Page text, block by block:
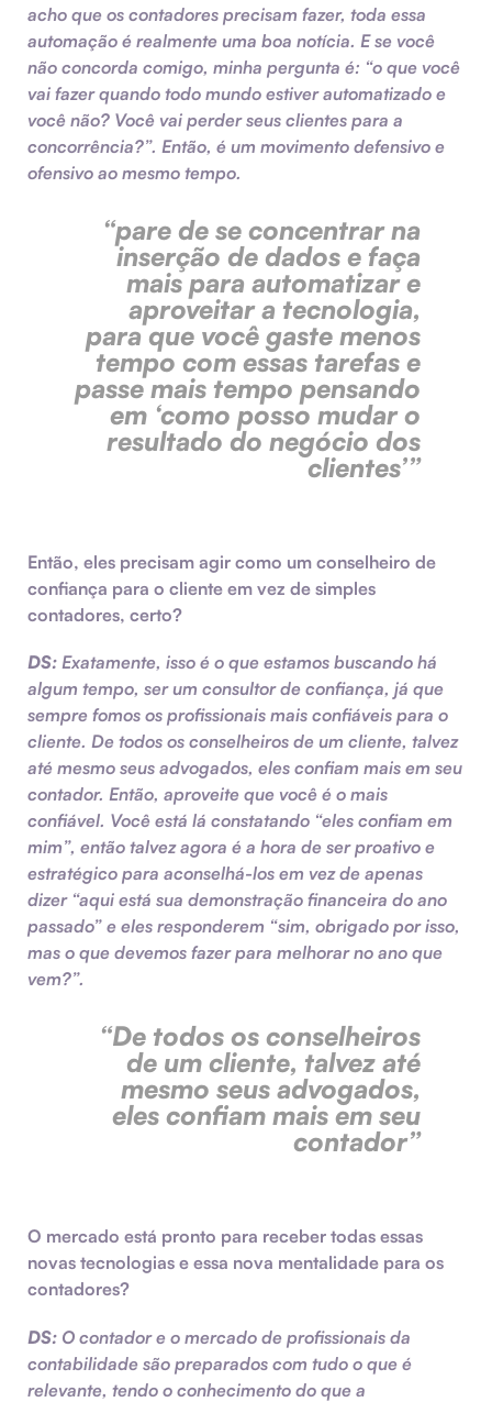
acho que os contadores precisam fazer, toda essa
automação é realmente uma boa notícia. E se você
não concorda comigo, minha pergunta é: “o que você
vai fazer quando todo mundo estiver automatizado e
você não? Você vai perder seus clientes para a
concorrência?”. Então, é um movimento defensivo e
ofensivo ao mesmo tempo.
“pare de se concentrar na
inserção de dados e faça
mais para automatizar e
aproveitar a tecnologia,
para que você gaste menos
tempo com essas tarefas e
passe mais tempo pensando
em ‘como posso mudar o
resultado do negócio dos
clientes’”
Então, eles precisam agir como um conselheiro de
confiança para o cliente em vez de simples
contadores, certo?
DS: Exatamente, isso é o que estamos buscando há
algum tempo, ser um consultor de confiança, já que
sempre fomos os profissionais mais confiáveis ​​para o
cliente. De todos os conselheiros de um cliente, talvez
até mesmo seus advogados, eles confiam mais em seu
contador. Então, aproveite que você é o mais
confiável. Você está lá constatando “eles confiam em
mim”, então talvez agora é a hora de ser proativo e
estratégico para aconselhá-los em vez de apenas
dizer “aqui está sua demonstração financeira do ano
passado” e eles responderem “sim, obrigado por isso,
mas o que devemos fazer para melhorar no ano que
vem?”.
“De todos os conselheiros
de um cliente, talvez até
mesmo seus advogados,
eles confiam mais em seu
contador”
O mercado está pronto para receber todas essas
novas tecnologias e essa nova mentalidade para os
contadores?
DS: O contador e o mercado de profissionais da
contabilidade são preparados com tudo o que é
relevante, tendo o conhecimento do que a